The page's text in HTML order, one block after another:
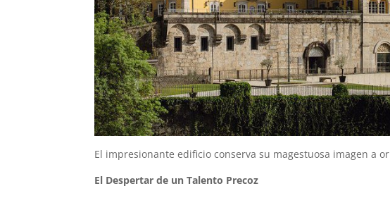
El impresionante edificio conserva su magestuosa imagen a
El Despertar de un Talento Precoz